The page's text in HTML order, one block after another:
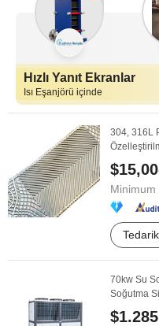
Hızlı Yanıt Ekranlar
Isı Eşanjörü içinde
304, 316L
Minimum
70kw Su
Soğutma